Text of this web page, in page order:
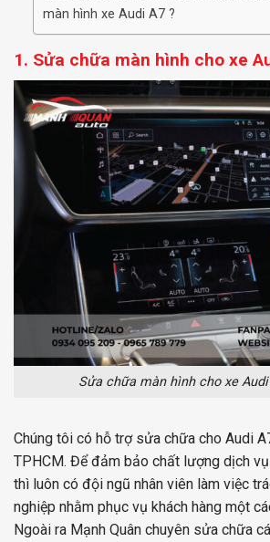
màn hình xe Audi A7 ?
1. Sửa chữa màn hình cho xe
Sửa chữa màn hình cho xe
Chúng tôi có hỗ trợ sửa chữa cho Audi
TPHCM. Để đảm bảo chất lượng dịch
thì luôn có đội ngũ nhân viên làm việc
nghiệp nhằm phục vụ khách hàng một
Ngoài ra Mạnh Quân chuyên sửa chữa